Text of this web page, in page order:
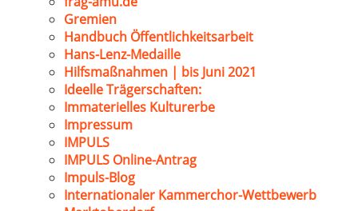
Gremien
Handbuch Öffentlichkeitsarbeit
Hans-Lenz-Medaille
Hilfsmaßnahmen | bis Juni 2021
Ideelle Trägerschaften:
Immaterielles Kulturerbe
Impressum
IMPULS
IMPULS Online-Antrag
Impuls-Blog
Internationaler Kammerchor-Wettbewerb